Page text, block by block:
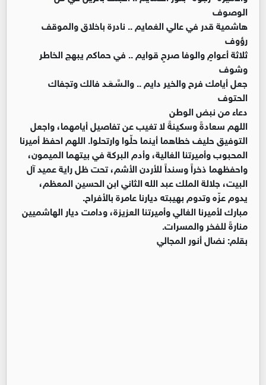
الوصوف
هاشمية قدر في عالي الغمايم .. نادرة باخلاق والموقف
رؤوف
​ثلاثة أعوامٍ والوفا صرحٍ قوايم .. في حماكم يبهج الخاطر
وشوف
جعل أيامك فرح والخير دايم .. والـسَّـعَـد فالك وتجفاك
الحتوف
​دعاء من نبض الوطن
​اللهم سعادةً وسكينةً لا تغيب عن تفاصيل أيامهما، واجعل
التوفيق حليف خطاهما أينما حلّوا وارتحلوا. اللهم احفظ أميرنا
المحبوب وأميرتنا الغالية، وأدم البركة في بيتهما الميمون،
واحفظهما ذخراً وسنداً للأردن الأشم، تحت ظل راية عميد آل
البيت، جلالة الملك عبد الله الثاني ابن الحسين المعظم،
يدوم عزّه وتدوم بهيبته ديارنا عامرة بالأفراح.
​مبارك لأميرنا الغالي وأميرتنا العزيزة، ودامت ديار الهاشميين
منارةً للفخر والمسرات.
​بقلم: نضال أنور المجالي